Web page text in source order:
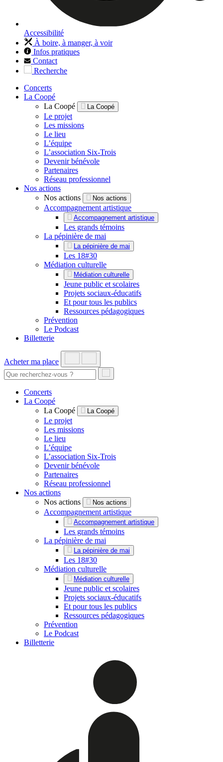
Accessibilité
À boire, à manger, à voir
Infos pratiques
Contact
Recherche
Concerts
La Coopé
La Coopé
La Coopé
Le projet
Les missions
Le lieu
L’équipe
L’association Six-Trois
Devenir bénévole
Partenaires
Réseau professionnel
Nos actions
Nos actions
Nos actions
Accompagnement artistique
Accompagnement artistique
Les grands témoins
La pépinière de mai
La pépinière de mai
Les 18#30
Médiation culturelle
Médiation culturelle
Jeune public et scolaires
Projets sociaux-éducatifs
Et pour tous les publics
Ressources pédagogiques
Prévention
Le Podcast
Billetterie
Acheter ma place
Concerts
La Coopé
La Coopé
La Coopé
Le projet
Les missions
Le lieu
L’équipe
L’association Six-Trois
Devenir bénévole
Partenaires
Réseau professionnel
Nos actions
Nos actions
Nos actions
Accompagnement artistique
Accompagnement artistique
Les grands témoins
La pépinière de mai
La pépinière de mai
Les 18#30
Médiation culturelle
Médiation culturelle
Jeune public et scolaires
Projets sociaux-éducatifs
Et pour tous les publics
Ressources pédagogiques
Prévention
Le Podcast
Billetterie